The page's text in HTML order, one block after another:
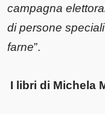
campagna
di persone
farne”.
I libri di Michela